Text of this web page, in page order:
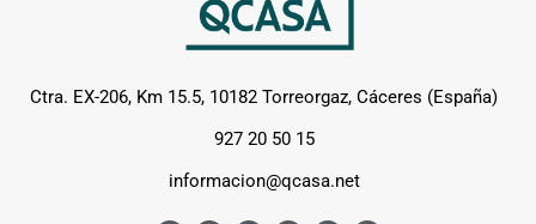
Ctra. EX-206, Km 15.5, 10182 Torreorgaz, Cáceres (España)
927 20 50 15
informacion@qcasa.net